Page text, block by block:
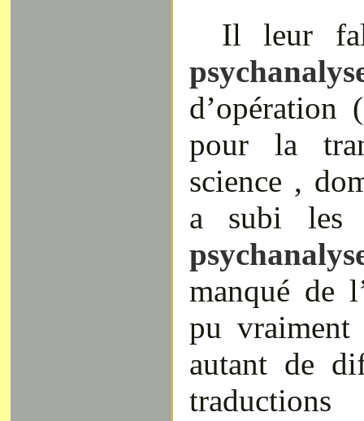
Il leur
d’opération
pour la
science ,
a subi les
manqué de
pu
autant de